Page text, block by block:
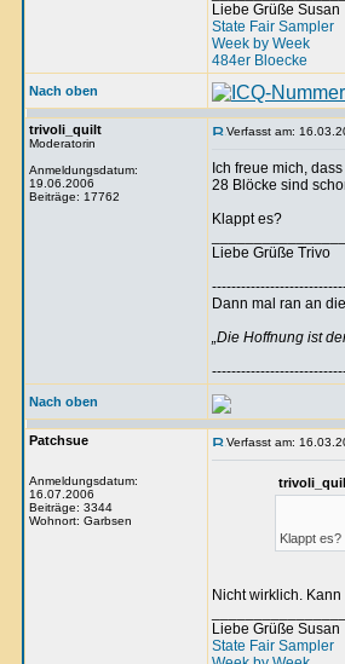
Liebe Grüße Susan
State Fair Sampler
Week by Week
484er Bloecke
Nach oben
trivoli_quilt
Moderatorin
Anmeldungsdatum:
19.06.2006
Beiträge: 17762
Verfasst am:
Ich freue mich,
28 Blöcke sind
Klappt es?
Liebe Grüße Trivo
Dann mal ran an
„Die Hoffnung ist
Nach oben
Patchsue
Anmeldungsdatum:
16.07.2006
Beiträge: 3344
Wohnort: Garbsen
Verfasst am:
Klappt es?
Nicht wirklich.
Liebe Grüße Susan
State Fair Sampler